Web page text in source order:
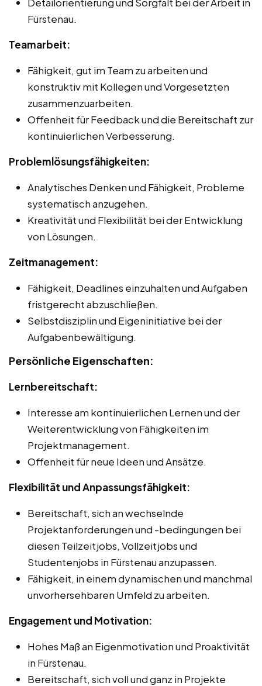
Fürstenau.
Teamarbeit:
Fähigkeit, gut im Team zu arbeiten und
konstruktiv mit Kollegen und Vorgesetzten
zusammenzuarbeiten.
Offenheit für Feedback und die Bereitschaft zur
kontinuierlichen Verbesserung.
Problemlösungsfähigkeiten:
Analytisches Denken und Fähigkeit, Probleme
systematisch anzugehen.
Kreativität und Flexibilität bei der Entwicklung
von Lösungen.
Zeitmanagement:
Fähigkeit, Deadlines einzuhalten und Aufgaben
fristgerecht abzuschließen.
Selbstdisziplin und Eigeninitiative bei der
Aufgabenbewältigung.
Persönliche Eigenschaften:
Lernbereitschaft:
Interesse am kontinuierlichen Lernen und der
Weiterentwicklung von Fähigkeiten im
Projektmanagement.
Offenheit für neue Ideen und Ansätze.
Flexibilität und Anpassungsfähigkeit:
Bereitschaft, sich an wechselnde
Projektanforderungen und -bedingungen bei
diesen Teilzeitjobs, Vollzeitjobs und
Studentenjobs in Fürstenau anzupassen.
Fähigkeit, in einem dynamischen und manchmal
unvorhersehbaren Umfeld zu arbeiten.
Engagement und Motivation:
Hohes Maß an Eigenmotivation und Proaktivität
in Fürstenau.
Bereitschaft, sich voll und ganz in Projekte